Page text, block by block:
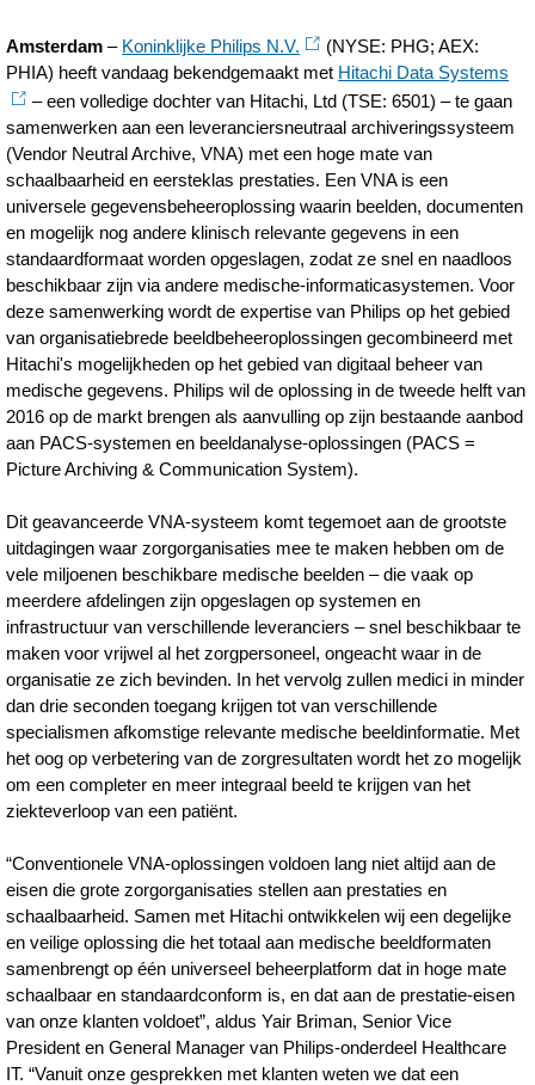
innovatieve-
oplossing-
voor-
Amsterdam – Koninklijke Philips N.V.
(NYSE: PHG; AEX:
PHIA) heeft vandaag bekendgemaakt met Hitachi Data Systems
– een volledige dochter van Hitachi, Ltd (TSE: 6501) – te gaan
samenwerken aan een leveranciersneutraal archiveringssysteem
(Vendor Neutral Archive, VNA) met een hoge mate van
schaalbaarheid en eersteklas prestaties. Een VNA is een
universele gegevensbeheeroplossing waarin beelden, documenten
en mogelijk nog andere klinisch relevante gegevens in een
standaardformaat worden opgeslagen, zodat ze snel en naadloos
beschikbaar zijn via andere medische-informaticasystemen. Voor
deze samenwerking wordt de expertise van Philips op het gebied
van organisatiebrede beeldbeheeroplossingen gecombineerd met
Hitachi's mogelijkheden op het gebied van digitaal beheer van
medische gegevens. Philips wil de oplossing in de tweede helft van
2016 op de markt brengen als aanvulling op zijn bestaande aanbod
aan PACS-systemen en beeldanalyse-oplossingen (PACS =
Picture Archiving & Communication System).
Dit geavanceerde VNA-systeem komt tegemoet aan de grootste
uitdagingen waar zorgorganisaties mee te maken hebben om de
vele miljoenen beschikbare medische beelden – die vaak op
meerdere afdelingen zijn opgeslagen op systemen en
infrastructuur van verschillende leveranciers – snel beschikbaar te
maken voor vrijwel al het zorgpersoneel, ongeacht waar in de
organisatie ze zich bevinden. In het vervolg zullen medici in minder
dan drie seconden toegang krijgen tot van verschillende
specialismen afkomstige relevante medische beeldinformatie. Met
het oog op verbetering van de zorgresultaten wordt het zo mogelijk
om een completer en meer integraal beeld te krijgen van het
ziekteverloop van een patiënt.
“Conventionele VNA-oplossingen voldoen lang niet altijd aan de
eisen die grote zorgorganisaties stellen aan prestaties en
schaalbaarheid. Samen met Hitachi ontwikkelen wij een degelijke
en veilige oplossing die het totaal aan medische beeldformaten
samenbrengt op één universeel beheerplatform dat in hoge mate
schaalbaar en standaardconform is, en dat aan de prestatie-eisen
van onze klanten voldoet”, aldus Yair Briman, Senior Vice
President en General Manager van Philips-onderdeel Healthcare
IT. “Vanuit onze gesprekken met klanten weten we dat een